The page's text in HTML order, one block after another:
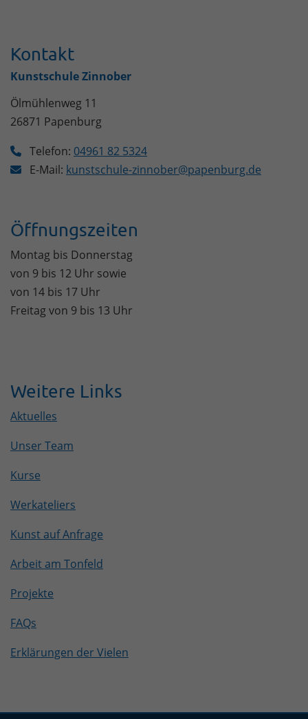
Kontakt
Kunstschule Zinnober
Ölmühlenweg 11
26871 Papenburg
Telefon: 04961 82 5324
E-Mail: kunstschule-zinnober@papenburg.de
Öffnungszeiten
Montag bis Donnerstag
von 9 bis 12 Uhr sowie
von 14 bis 17 Uhr
Freitag von 9 bis 13 Uhr
Weitere Links
Aktuelles
Unser Team
Kurse
Werkateliers
Kunst auf Anfrage
Arbeit am Tonfeld
Projekte
FAQs
Erklärungen der Vielen